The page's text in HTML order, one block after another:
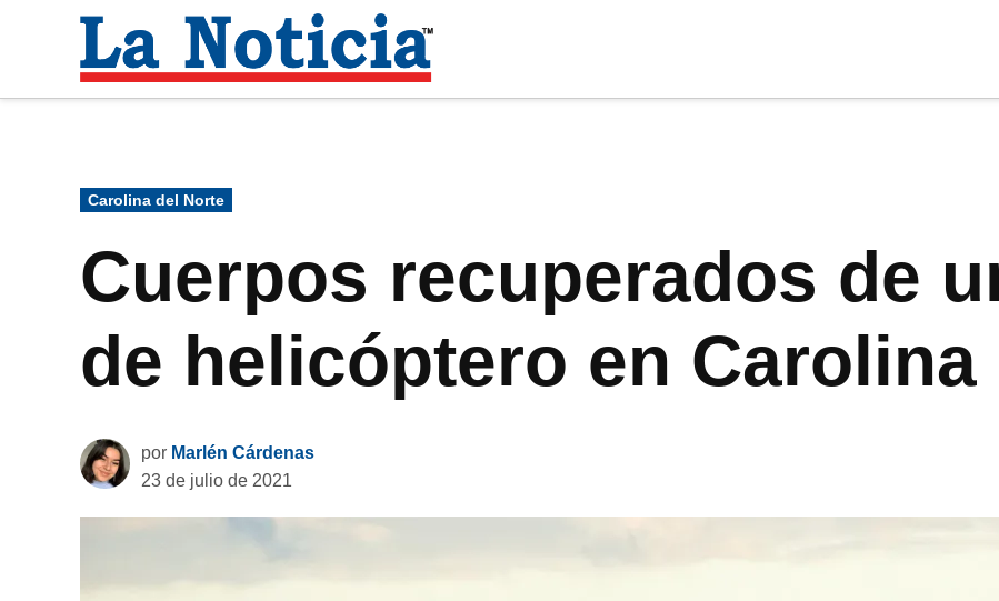
contenido
Noticia
Publicado
en
Carolina del Norte
Cuerpos recuperados de
de helicóptero en Carolina
por Marlén Cárdenas
23 de julio de 2021